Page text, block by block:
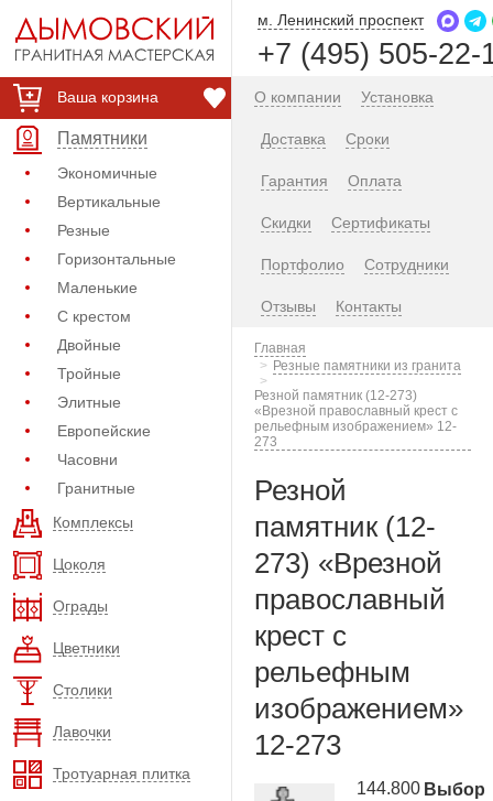
Ваша корзина
Памятники
Экономичные
Вертикальные
Резные
Горизонтальные
Маленькие
С крестом
Двойные
Тройные
Элитные
Европейские
Часовни
Гранитные
Комплексы
Цоколя
Ограды
Цветники
Столики
Лавочки
Тротуарная плитка
м. Ленинский проспект
+7 (495) 505-22-
О компании Установка
Доставка Сроки
Гарантия Оплата
Скидки Сертификаты
Портфолио Сотрудники
Отзывы Контакты
Главная
Резные памятники из гранита
Резной памятник (12-273)
«Врезной православный крест с
рельефным изображением» 12-
273
Резной
памятник (12-
273) «Врезной
православный
крест с
рельефным
изображением»
12-273
144.800 Выбор